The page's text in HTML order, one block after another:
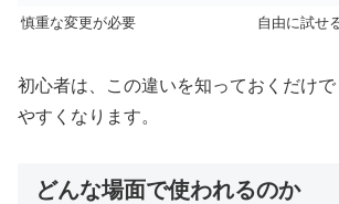
慎重な変更が必要
自由に試せ
初心者は、この違いを知っておくだけ
やすくなります。
どんな場面で使われるのか